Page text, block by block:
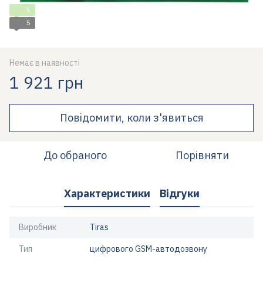
5
5
Немає в наявності
1 921 грн
Повідомити, коли з'явиться
До обраного Порівняти
Характеристики Відгуки
Виробник Tiras
Тип цифрового GSM-автодозвону